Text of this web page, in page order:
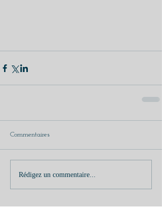
Commentaires
Rédigez un commentaire...